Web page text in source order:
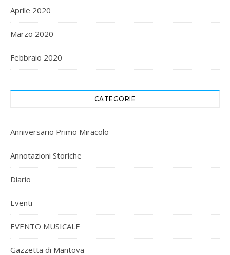
Aprile 2020
Marzo 2020
Febbraio 2020
CATEGORIE
Anniversario Primo Miracolo
Annotazioni Storiche
Diario
Eventi
EVENTO MUSICALE
Gazzetta di Mantova